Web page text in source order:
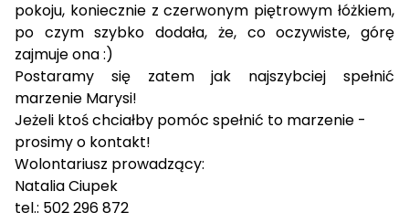
pokoju, koniecznie z czerwonym piętrowym łóżkiem,
po czym szybko dodała, że, co oczywiste, górę
zajmuje ona :)
Postaramy się zatem jak najszybciej spełnić
marzenie Marysi!
Jeżeli ktoś chciałby pomóc spełnić to marzenie -
prosimy o kontakt!
Wolontariusz prowadzący:
Natalia Ciupek
tel.: 502 296 872